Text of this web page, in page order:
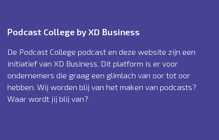
Podcast College by XD Business
De Podcast College podcast en deze website zijn een
initiatief van XD Business. Dit platform is er voor
ondernemers die graag een glimlach van oor tot oor
hebben. Wij worden blij van het maken van podcasts?
Waar wordt jij blij van?